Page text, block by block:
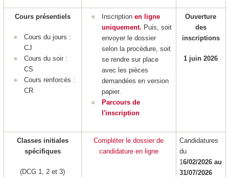
Cours présentiels
Cours du jours :
CJ
Cours du soir :
CS
Cours renforcés :
CR
Inscription en ligne
uniquement. Puis, soit
envoyer le dossier
selon la procédure, soit
se rendre sur place
avec les pièces
demandées en version
papier.
Parcours de
l'inscription
Ouverture
des
inscriptions
1 juin 2026
Classes initiales
spécifiques
(DCG 1, 2 et 3)
Compléter le dossier de
candidature en ligne
Candidatures
du
16/02/2026 au
31/07/2026